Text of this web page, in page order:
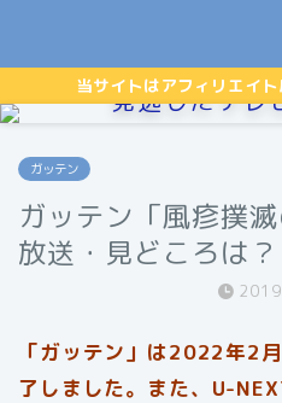
当サイトはアフィリエイト
見逃したテレ
ガッテン
ガッテン「風疹撲
放送・見どころは？
「ガッテン」は2022年2
了しました。また、U-